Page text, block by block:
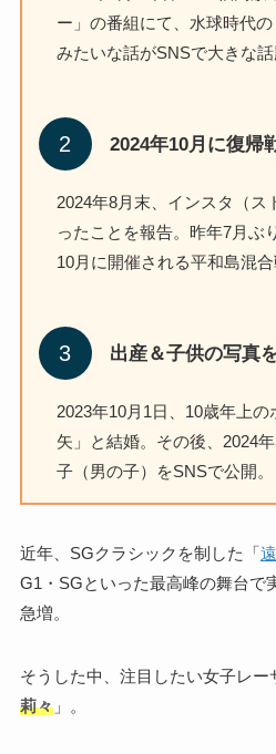
ー」の番組にて、水球時代
みたいな話がSNSで大きな話
2024年10月に復帰
2024年8月末、インスタ（ス
ったことを報告。昨年7月ぶ
10月に開催される平和島混合
出産＆子供の写真
2023年10月1日、10歳年上
矢」と結婚。その後、2024
子（男の子）をSNSで公開。
近年、SGクラシックを制した「
G1・SGといった最高峰の舞台で
急増。
そうした中、注目したい女子レー
莉々」。